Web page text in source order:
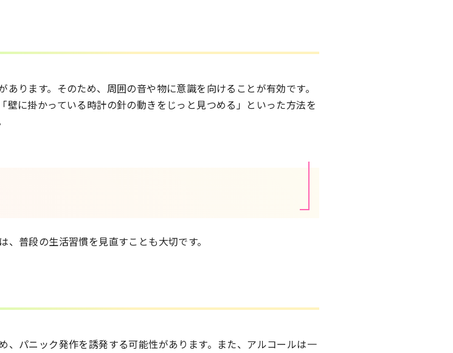
ります。そのため、周囲の音や物に意識を向けることが有効です。
に掛かっている時計の針の動きをじっと見つめる」といった方法を
普段の生活習慣を見直すことも大切です。
、パニック発作を誘発する可能性があります。また、アルコールは一